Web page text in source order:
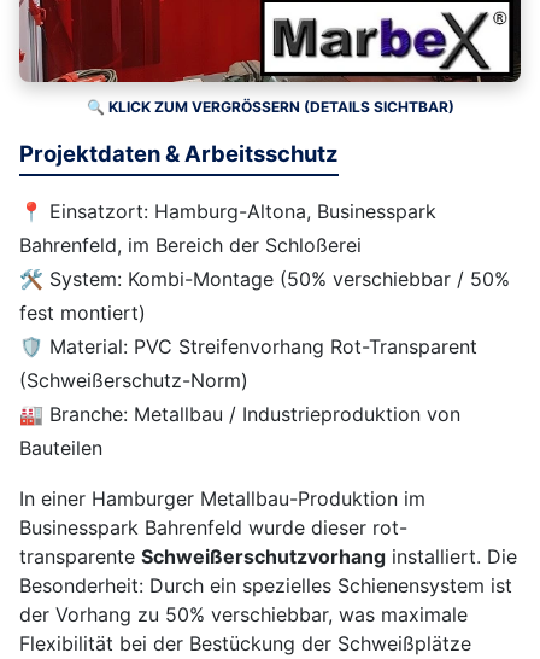
🔍 KLICK ZUM VERGRÖSSERN (DETAILS SICHTBAR)
Projektdaten & Arbeitsschutz
📍 Einsatzort: Hamburg-Altona, Businesspark
Bahrenfeld, im Bereich der Schloßerei
🛠️ System: Kombi-Montage (50% verschiebbar / 50%
fest montiert)
🛡️ Material: PVC Streifenvorhang Rot-Transparent
(Schweißerschutz-Norm)
🏭 Branche: Metallbau / Industrieproduktion von
Bauteilen
In einer Hamburger Metallbau-Produktion im
Businesspark Bahrenfeld wurde dieser rot-
transparente Schweißerschutzvorhang installiert. Die
Besonderheit: Durch ein spezielles Schienensystem ist
der Vorhang zu 50% verschiebbar, was maximale
Flexibilität bei der Bestückung der Schweißplätze